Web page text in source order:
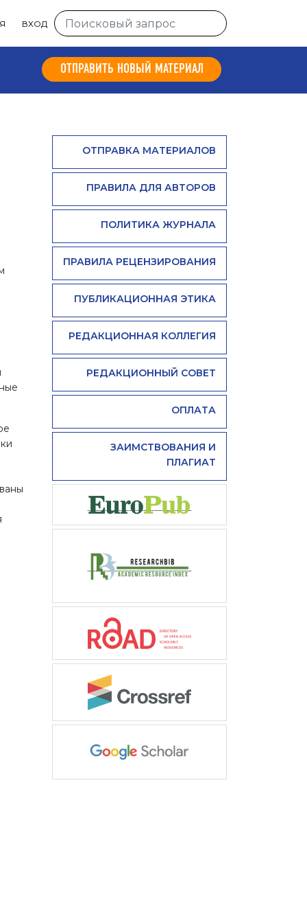
ВХОД
ОТПРАВИТЬ НОВЫЙ МАТЕРИАЛ
ОТПРАВКА МАТЕРИАЛОВ
ПРАВИЛА ДЛЯ АВТОРОВ
ПОЛИТИКА ЖУРНАЛА
ПРАВИЛА РЕЦЕНЗИРОВАНИЯ
ПУБЛИКАЦИОННАЯ ЭТИКА
РЕДАКЦИОННАЯ КОЛЛЕГИЯ
РЕДАКЦИОННЫЙ СОВЕТ
ОПЛАТА
ЗАИМСТВОВАНИЯ И
ПЛАГИАТ